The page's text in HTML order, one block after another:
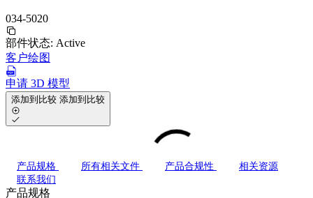
034-5020
部件状态: Active
客户绘图
申请 3D 模型
添加到比较 添加到比较
产品规格 所有相关文件 产品合规性
相关资源
联系我们
产品规格